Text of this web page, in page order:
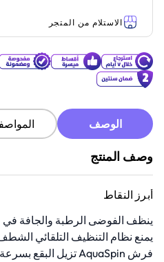
الاستلام من المتجر
الوصف
وصف المنتج
أبرز النقاط
ينظف الفوضى الرطبة والجافة
يمنع نظام التنظيف التلقائي
فرش AquaSpin تزيل البقع بسرعة 4000 دورة في الدقيقة